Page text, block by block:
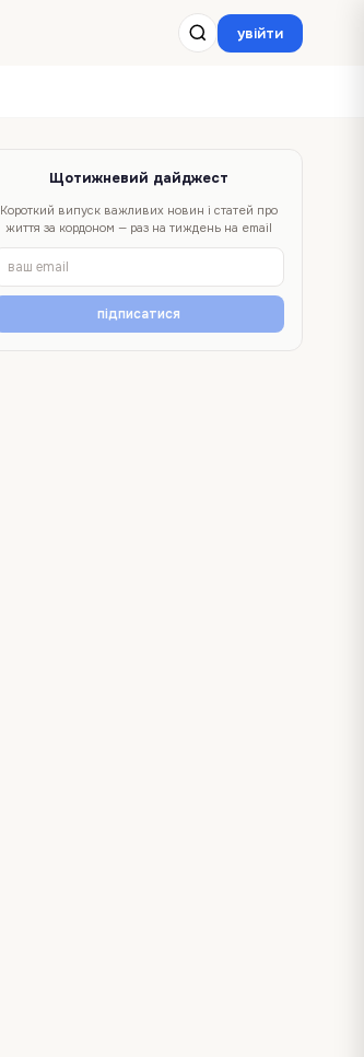
увійти
Щотижневий дайджест
Короткий випуск важливих новин і статей про
життя за кордоном — раз на тиждень на email
підписатися